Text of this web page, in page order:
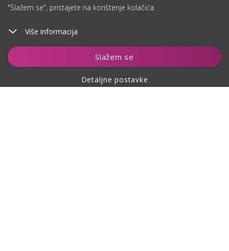
"Slažem se", pristajete na korištenje kolačića.
Više informacija
Slažem se
Detaljne postavke